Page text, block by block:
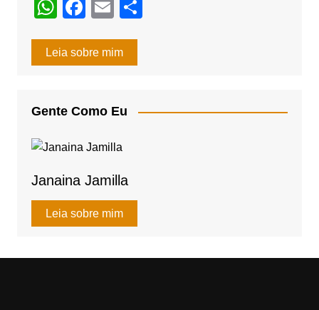
W
at
p
p
F
c
o
o
E
ail
Leia sobre mim
Gente Como Eu
Janaina Jamilla
Leia sobre mim